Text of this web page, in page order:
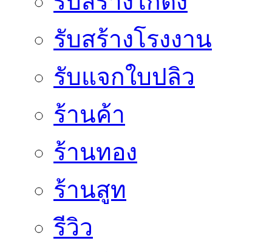
รับสร้างโรงงาน
รับแจกใบปลิว
ร้านค้า
ร้านทอง
ร้านสูท
รีวิว